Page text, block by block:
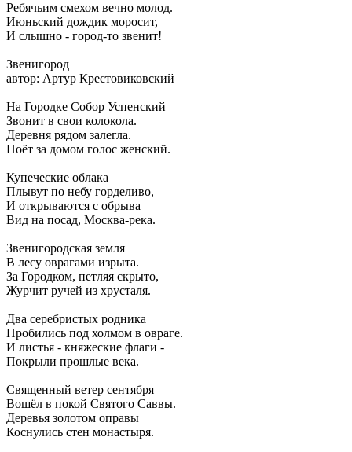
Ребячьим смехом вечно молод.
Июньский дождик моросит,
И слышно - город-то звенит!
Звенигород
автор: Артур Крестовиковский
На Городке Собор Успенский
Звонит в свои колокола.
Деревня рядом залегла.
Поёт за домом голос женский.
Купеческие облака
Плывут по небу горделиво,
И открываются с обрыва
Вид на посад, Москва-река.
Звенигородская земля
В лесу оврагами изрыта.
За Городком, петляя скрыто,
Журчит ручей из хрусталя.
Два серебристых родника
Пробились под холмом в овраге.
И листья - княжеские флаги -
Покрыли прошлые века.
Священный ветер сентября
Вошёл в покой Святого Саввы.
Деревья золотом оправы
Коснулись стен монастыря.